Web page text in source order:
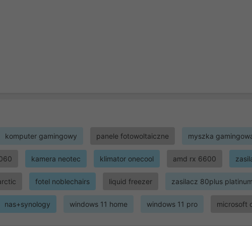
komputer gamingowy panele fotowoltaiczne myszka
kamera neotec klimator onecool amd rx 6600
fotel noblechairs liquid freezer zasilacz 80plus platinum
nas+synology windows 11 home windows 11 pro microsoft